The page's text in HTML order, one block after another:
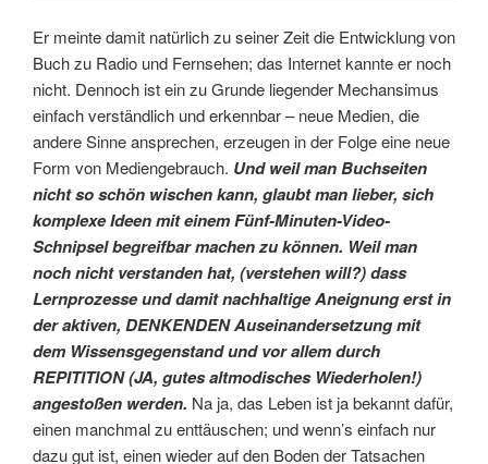
Er meinte damit natürlich zu seiner Zeit die Entwicklung von
Buch zu Radio und Fernsehen; das Internet kannte er noch
nicht. Dennoch ist ein zu Grunde liegender Mechansimus
einfach verständlich und erkennbar – neue Medien, die
andere Sinne ansprechen, erzeugen in der Folge eine neue
Form von Mediengebrauch. Und weil man Buchseiten
nicht so schön wischen kann, glaubt man lieber, sich
komplexe Ideen mit einem Fünf-Minuten-Video-
Schnipsel begreifbar machen zu können. Weil man
noch nicht verstanden hat, (verstehen will?) dass
Lernprozesse und damit nachhaltige Aneignung erst in
der aktiven, DENKENDEN Auseinandersetzung mit
dem Wissensgegenstand und vor allem durch
REPITITION (JA, gutes altmodisches Wiederholen!)
angestoßen werden. Na ja, das Leben ist ja bekannt dafür,
einen manchmal zu enttäuschen; und wenn’s einfach nur
dazu gut ist, einen wieder auf den Boden der Tatsachen